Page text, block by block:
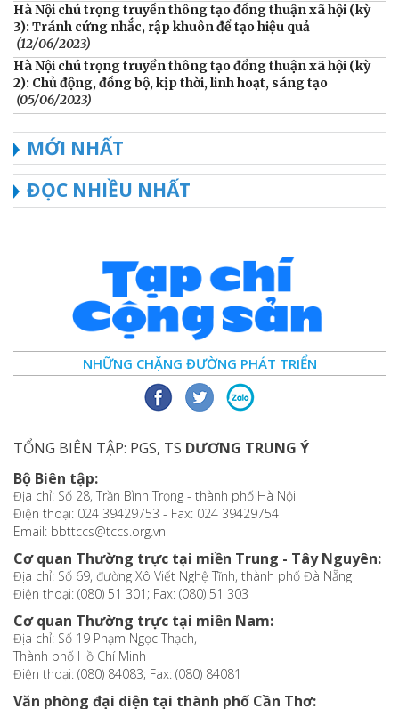
Hà Nội chú trọng truyền thông tạo đồng thuận xã hội (kỳ
3): Tránh cứng nhắc, rập khuôn để tạo hiệu quả
(12/06/2023)
Hà Nội chú trọng truyền thông tạo đồng thuận xã hội (kỳ
2): Chủ động, đồng bộ, kịp thời, linh hoạt, sáng tạo
(05/06/2023)
MỚI NHẤT
ĐỌC NHIỀU NHẤT
NHỮNG CHẶNG ĐƯỜNG PHÁT TRIỂN
TỔNG BIÊN TẬP: PGS, TS DƯƠNG TRUNG Ý
Bộ Biên tập:
Địa chỉ: Số 28, Trần Bình Trọng - thành phố Hà Nội
Điện thoại: 024 39429753 - Fax: 024 39429754
Email: bbttccs@tccs.org.vn
Cơ quan Thường trực tại miền Trung - Tây Nguyên:
Địa chỉ: Số 69, đường Xô Viết Nghệ Tĩnh, thành phố Đà Nẵng
Điện thoại: (080) 51 301; Fax: (080) 51 303
Cơ quan Thường trực tại miền Nam:
Địa chỉ: Số 19 Phạm Ngọc Thạch,
Thành phố Hồ Chí Minh
Điện thoại: (080) 84083; Fax: (080) 84081
Văn phòng đại diện tại thành phố Cần Thơ: